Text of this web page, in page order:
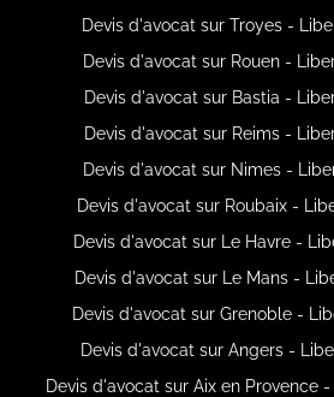
Devis d'avocat sur Troyes -
Devis d'avocat sur Rouen -
Devis d'avocat sur Bastia -
Devis d'avocat sur Reims -
Devis d'avocat sur Nimes -
Devis d'avocat sur Roubaix -
Devis d'avocat sur Le Havre -
Devis d'avocat sur Le Mans -
Devis d'avocat sur Grenoble -
Devis d'avocat sur Angers -
Devis d'avocat sur Aix en Provence